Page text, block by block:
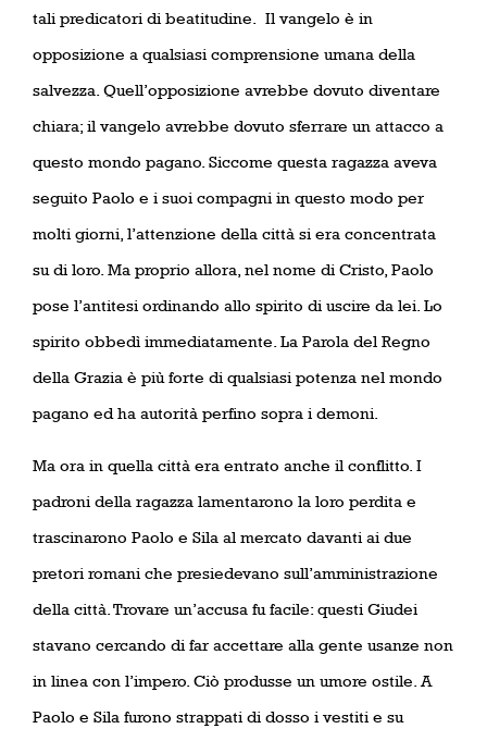
tali predicatori di beatitudine.
Il vangelo è in
opposizione a qualsiasi comprensione umana della
salvezza. Quell’opposizione avrebbe dovuto diventare
chiara; il vangelo avrebbe dovuto sferrare un attacco a
questo mondo pagano. Siccome questa ragazza aveva
seguito Paolo e i suoi compagni in questo modo per
molti giorni, l’attenzione della città si era concentrata
su di loro. Ma proprio allora, nel nome di Cristo, Paolo
pose l’antitesi ordinando allo spirito di uscire da lei. Lo
spirito obbedì immediatamente. La Parola del Regno
della Grazia è più forte di qualsiasi potenza nel mondo
pagano ed ha autorità perfino sopra i demoni.
Ma ora in quella città era entrato anche il conflitto. I
padroni della ragazza lamentarono la loro perdita e
trascinarono Paolo e Sila al mercato davanti ai due
pretori romani che presiedevano sull’amministrazione
della città. Trovare un’accusa fu facile: questi Giudei
stavano cercando di far accettare alla gente usanze non
in linea con l’impero. Ciò produsse un umore ostile. A
Paolo e Sila furono strappati di dosso i vestiti e su